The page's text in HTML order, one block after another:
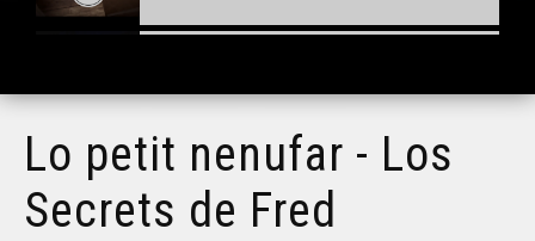
Lo vilatge desconegut - Los Secrets de Fred
Un encontre reiau - Los Secrets de Fred
Lo petit nenufar - Los
Secrets de Fred